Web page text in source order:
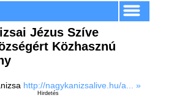
Jézus Szíve
Közhasznú
http://nagykanizsalive.hu/a... »
Hirdetés